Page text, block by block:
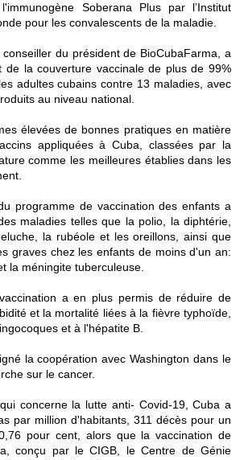
Soberana Plus par l’Institut
pour les convalescents de la maladie.
du président de BioCubaFarma, a
de la couverture vaccinale de plus de 99%
adultes cubains contre 13 maladies, avec
au niveau national.
élevées de bonnes pratiques en matière
appliquées à Cuba, classées par la
comme les meilleures établies dans les
programme de vaccination des enfants a
maladies telles que la polio, la diphtérie,
la rubéole et les oreillons, ainsi que
graves chez les enfants de moins d'un an:
la méningite tuberculeuse.
a en plus permis de réduire de
et la mortalité liées à la fièvre typhoïde,
et à l'hépatite B.
la coopération avec Washington dans le
sur le cancer.
concerne la lutte anti- Covid-19, Cuba a
par million d'habitants, 311 décès pour un
pour cent, alors que la vaccination de
conçu par le CIGB, le Centre de Génie